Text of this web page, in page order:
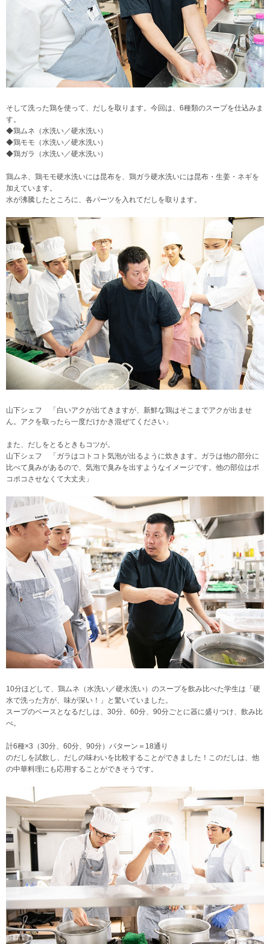
そして洗った鶏を使って、だしを取ります。今回は、6種類のスープを仕込みま
す。
◆鶏ムネ（水洗い／硬水洗い）
◆鶏モモ（水洗い／硬水洗い）
◆鶏ガラ（水洗い／硬水洗い）
鶏ムネ、鶏モモ硬水洗いには昆布を、鶏ガラ硬水洗いには昆布・生姜・ネギを
加えています。
水が沸騰したところに、各パーツを入れてだしを取ります。
山下シェフ 「白いアクが出てきますが、新鮮な鶏はそこまでアクが出ませ
ん。アクを取ったら一度だけかき混ぜてください」
また、だしをとるときもコツが。
山下シェフ 「ガラはコトコト気泡が出るように炊きます。ガラは他の部分に
比べて臭みがあるので、気泡で臭みを出すようなイメージです。他の部位はポ
コポコさせなくて大丈夫」
10分ほどして、鶏ムネ（水洗い／硬水洗い）のスープを飲み比べた学生は「硬
水で洗った方が、味が深い！」と驚いていました。
スープのベースとなるだしは、30分、60分、90分ごとに器に盛りつけ、飲み比
べ。
計6種×3（30分、60分、90分）パターン＝18通り
のだしを試飲し、だしの味わいを比較することができました！このだしは、他
の中華料理にも応用することができそうです。